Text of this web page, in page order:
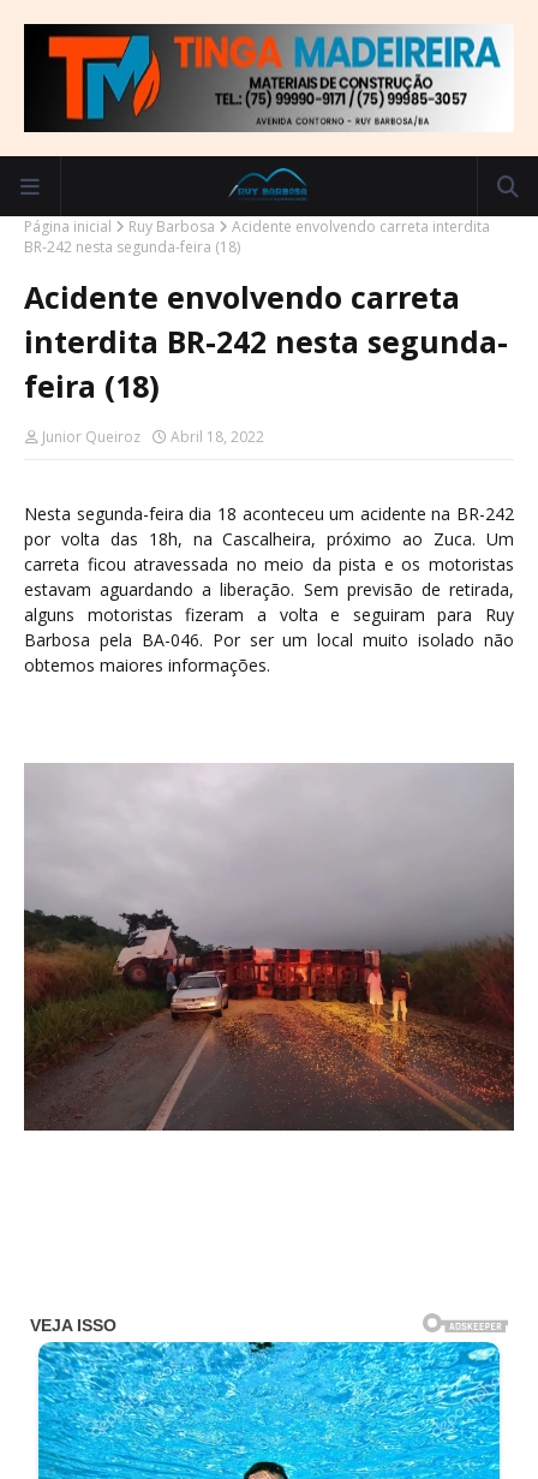
Página inicial Ruy Barbosa
Acidente envolvendo carreta interdita
BR-242 nesta segunda-feira (18)
Acidente envolvendo carreta
interdita BR-242 nesta segunda-
feira (18)
Junior Queiroz Abril 18, 2022
Nesta segunda-feira dia 18 aconteceu um acidente na BR-242
por volta das 18h, na Cascalheira, próximo ao Zuca. Um
carreta ficou atravessada no meio da pista e os motoristas
estavam aguardando a liberação. Sem previsão de retirada,
alguns motoristas fizeram a volta e seguiram para Ruy
Barbosa pela BA-046. Por ser um local muito isolado não
obtemos maiores informações.